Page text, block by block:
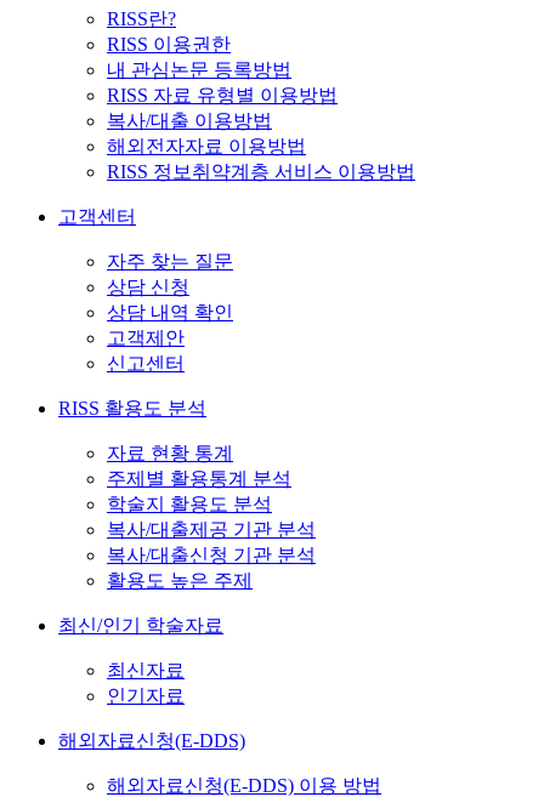
RISS란?
RISS 이용권한
내 관심논문 등록방법
RISS 자료 유형별 이용방법
복사/대출 이용방법
해외전자자료 이용방법
RISS 정보취약계층 서비스 이용방법
고객센터
자주 찾는 질문
상담 신청
상담 내역 확인
고객제안
신고센터
RISS 활용도 분석
자료 현황 통계
주제별 활용통계 분석
학술지 활용도 분석
복사/대출제공 기관 분석
복사/대출신청 기관 분석
활용도 높은 주제
최신/인기 학술자료
최신자료
인기자료
해외자료신청(E-DDS)
해외자료신청(E-DDS) 이용 방법